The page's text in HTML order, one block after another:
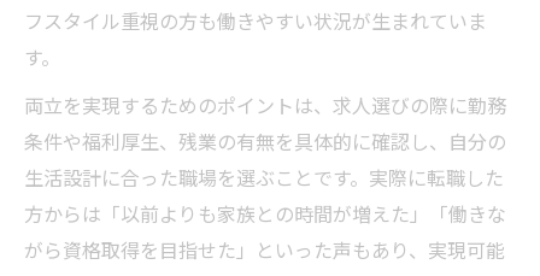
フスタイル重視の方も働きやすい状況が生まれていま
す。
両立を実現するためのポイントは、求人選びの際に勤務
条件や福利厚生、残業の有無を具体的に確認し、自分の
生活設計に合った職場を選ぶことです。実際に転職した
方からは「以前よりも家族との時間が増えた」「働きな
がら資格取得を目指せた」といった声もあり、実現可能